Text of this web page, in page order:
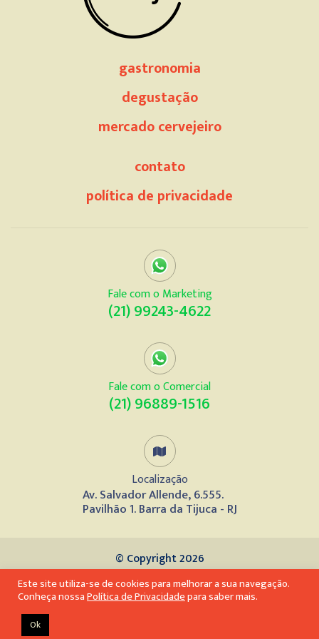
gastronomia
degustação
mercado cervejeiro
contato
política de privacidade
Fale com o Marketing
(21) 99243-4622
Fale com o Comercial
(21) 96889-1516
Localização
Av. Salvador Allende, 6.555.
Pavilhão 1. Barra da Tijuca - RJ
© Copyright 2026
Desenvolvido por
Este site utiliza-se de cookies para melhorar a sua navegação.
Conheça nossaPolítica de Privacidadepara saber mais.
Ok